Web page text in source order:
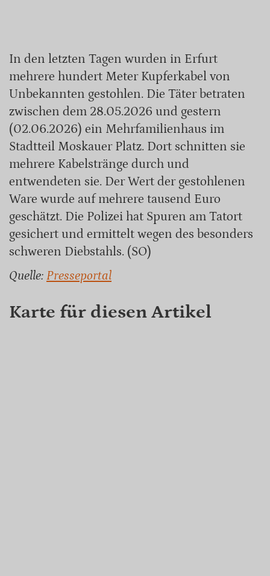
In den letzten Tagen wurden in Erfurt
mehrere hundert Meter Kupferkabel von
Unbekannten gestohlen. Die Täter betraten
zwischen dem 28.05.2026 und gestern
(02.06.2026) ein Mehrfamilienhaus im
Stadtteil Moskauer Platz. Dort schnitten sie
mehrere Kabelstränge durch und
entwendeten sie. Der Wert der gestohlenen
Ware wurde auf mehrere tausend Euro
geschätzt. Die Polizei hat Spuren am Tatort
gesichert und ermittelt wegen des besonders
schweren Diebstahls. (SO)
Quelle: Presseportal
Karte für diesen Artikel